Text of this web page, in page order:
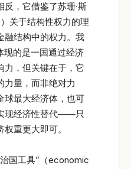
，它借鉴了苏珊·斯
关于结构性权力的理
融结构中的权力。我
现的是一国通过经济
力，但关键在于，它
力量，而非绝对力
球最大经济体，也可
现经济性替代——只
重更大即可。
国工具”（economic